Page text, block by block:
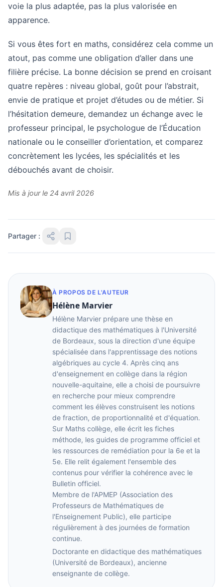
voie la plus adaptée, pas la plus valorisée en
apparence.
Si vous êtes fort en maths, considérez cela comme un
atout, pas comme une obligation d’aller dans une
filière précise. La bonne décision se prend en croisant
quatre repères : niveau global, goût pour l’abstrait,
envie de pratique et projet d’études ou de métier. Si
l’hésitation demeure, demandez un échange avec le
professeur principal, le psychologue de l’Éducation
nationale ou le conseiller d’orientation, et comparez
concrètement les lycées, les spécialités et les
débouchés avant de choisir.
Mis à jour le 24 avril 2026
Partager :
À PROPOS DE L'AUTEUR
Hélène Marvier
Hélène Marvier prépare une thèse en
didactique des mathématiques à l'Université
de Bordeaux, sous la direction d'une équipe
spécialisée dans l'apprentissage des notions
algébriques au cycle 4. Après cinq ans
d'enseignement en collège dans la région
nouvelle-aquitaine, elle a choisi de poursuivre
en recherche pour mieux comprendre
comment les élèves construisent les notions
de fraction, de proportionnalité et d'équation.
Sur Maths collège, elle écrit les fiches
méthode, les guides de programme officiel et
les ressources de remédiation pour la 6e et la
5e. Elle relit également l'ensemble des
contenus pour vérifier la cohérence avec le
Bulletin officiel.
Membre de l'APMEP (Association des
Professeurs de Mathématiques de
l'Enseignement Public), elle participe
régulièrement à des journées de formation
continue.
Doctorante en didactique des mathématiques
(Université de Bordeaux), ancienne
enseignante de collège.